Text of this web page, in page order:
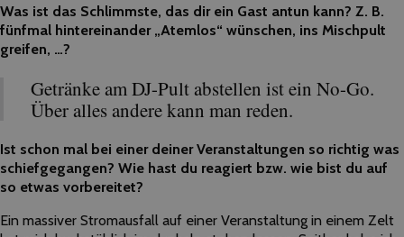
Was ist das Schlimmste, das dir ein Gast antun kann? Z. B.
fünfmal hintereinander „Atemlos“ wünschen, ins Mischpult
greifen, …?
Getränke am DJ-Pult abstellen ist ein No-Go.
Über alles andere kann man reden.
Ist schon mal bei einer deiner Veranstaltungen so richtig was
schiefgegangen? Wie hast du reagiert bzw. wie bist du auf
so etwas vorbereitet?
Ein massiver Stromausfall auf einer Veranstaltung in einem Zelt